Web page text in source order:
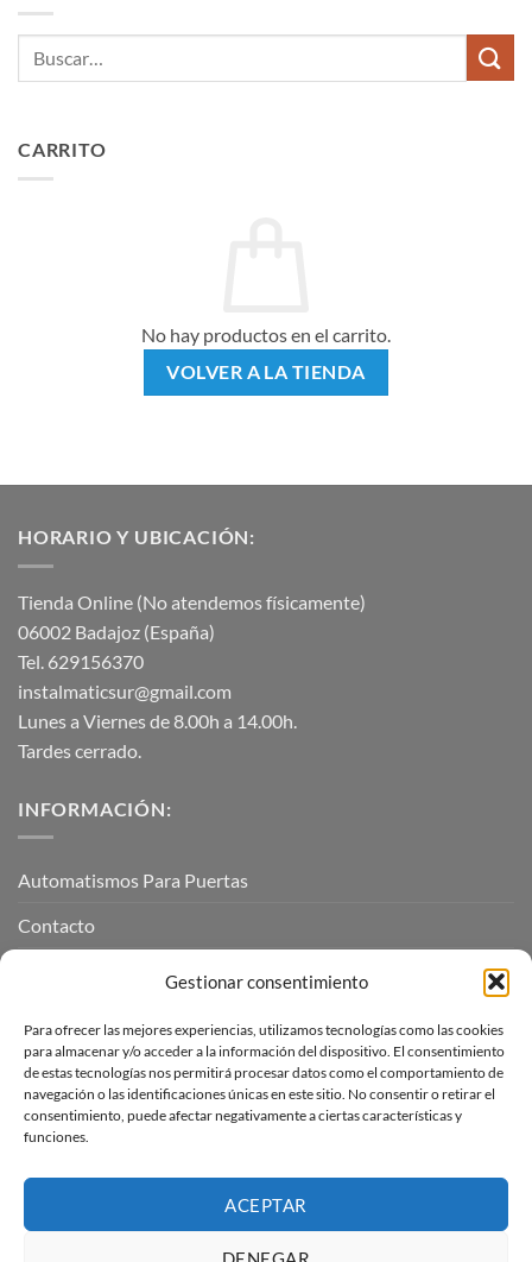
Gestionar consentimiento
Para ofrecer las mejores experiencias, utilizamos tecnologías como las cookies
para almacenar y/o acceder a la información del dispositivo. El consentimiento
de estas tecnologías nos permitirá procesar datos como el comportamiento de
navegación o las identificaciones únicas en este sitio. No consentir o retirar el
consentimiento, puede afectar negativamente a ciertas características y
funciones.
ACEPTAR
CARRITO
No hay productos en el carrito.
VOLVER A LA TIENDA
HORARIO Y UBICACIÓN:
Tienda Online (No atendemos físicamente)
06002 Badajoz (España)
Tel. 629156370
instalmaticsur@gmail.com
Lunes a Viernes de 8.00h a 14.00h.
Tardes cerrado.
INFORMACIÓN:
Automatismos Para Puertas
Contacto
INFORMACIÓN LEGAL
Aviso Legal